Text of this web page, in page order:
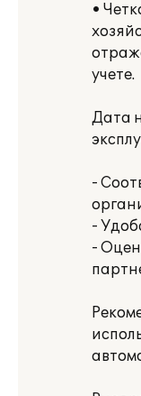
•
учете.
Дата
-
-
-